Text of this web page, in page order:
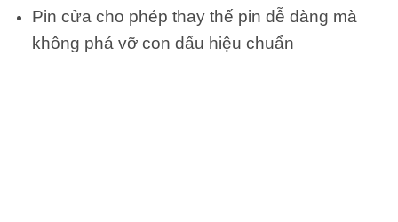
Pin cửa cho phép thay thế pin dễ dàng mà
không phá vỡ con dấu hiệu chuẩn